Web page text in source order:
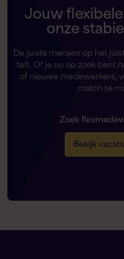
Jouw
onze
De juiste mensen op het
telt. Of je nu op zoek bent
of nieuwe medewerkers,
match te
Zoek
Bekijk